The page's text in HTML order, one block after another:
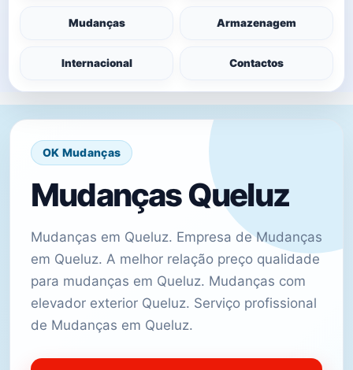
Mudanças Armazenagem
Internacional Contactos
OK Mudanças
Mudanças Queluz
Mudanças em Queluz. Empresa de Mudanças
em Queluz. A melhor relação preço qualidade
para mudanças em Queluz. Mudanças com
elevador exterior Queluz. Serviço profissional
de Mudanças em Queluz.